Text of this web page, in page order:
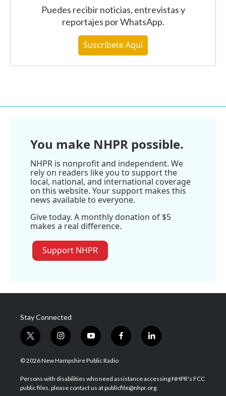
Puedes recibir noticias, entrevistas y
reportajes por WhatsApp.
Suscríbete Aquí
You make NHPR possible.
NHPR is nonprofit and independent. We
rely on readers like you to support the
local, national, and international coverage
on this website. Your support makes this
news available to everyone.
Give today. A monthly donation of $5
makes a real difference.
Support NHPR
Stay Connected
t
w
i
t
e
i
n
s
a
g
y
o
u
u
b
f
a
b
o
l
i
e
d
© 2026 New Hampshire Public Radio
Persons with disabilities who need assistance accessing NHPR's FCC
public files, please contact us at publicfile@nhpr.org.